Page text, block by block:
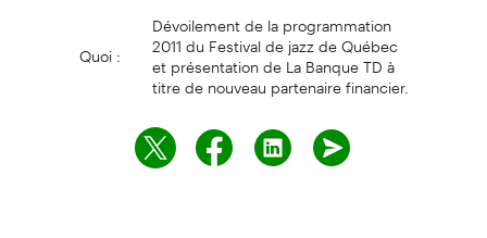
Quoi :
Dévoilement de la programmation
2011 du Festival de jazz de Québec
et présentation de La Banque TD à
titre de nouveau partenaire financier.